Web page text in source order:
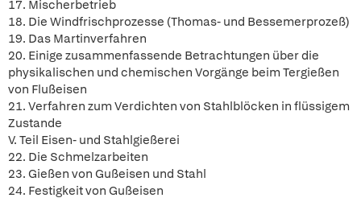
17. Mischerbetrieb
18. Die Windfrischprozesse (Thomas- und Bessemerprozeß)
19. Das Martinverfahren
20. Einige zusammenfassende Betrachtungen über die
physikalischen und chemischen Vorgänge beim Tergießen
von Flußeisen
21. Verfahren zum Verdichten von Stahlblöcken in flüssigem
Zustande
V. Teil Eisen- und Stahlgießerei
22. Die Schmelzarbeiten
23. Gießen von Gußeisen und Stahl
24. Festigkeit von Gußeisen